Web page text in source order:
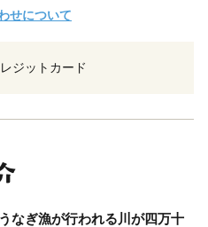
せについて
ジットカード
なぎ漁が行われる川が四万十